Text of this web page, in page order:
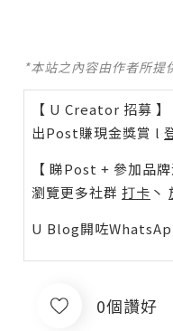
*本站之內容由作者所提
【 U Creator 招募 】
出Post賺現金獎賞 l
【 睇Post + 參加品牌
瀏覽更多社群 打卡 丶
U Blog開咗
0個讚好